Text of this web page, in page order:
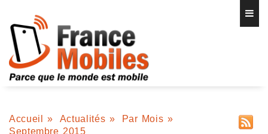
Accueil » Actualités » Par Mois »
Septembre 2015